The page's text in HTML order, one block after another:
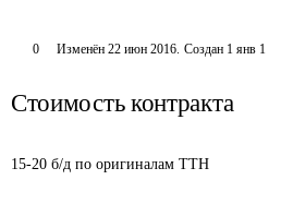
0 Изменён 22 июн 2016. Создан 1 янв 1
Стоимость контракта
15-20 б/д по оригиналам ТТН